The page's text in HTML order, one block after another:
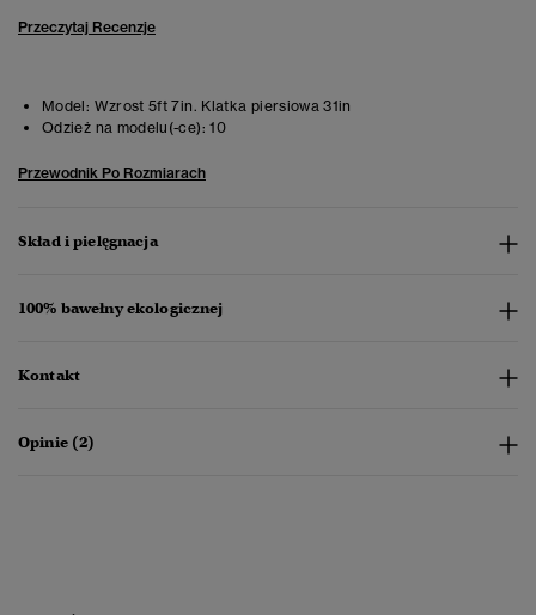
Przeczytaj Recenzje
Model: Wzrost 5ft 7in. Klatka piersiowa 31in
Odzież na modelu(-ce): 10
Przewodnik Po Rozmiarach
Skład i pielęgnacja
100% bawełny ekologicznej
Kontakt
Opinie (2)